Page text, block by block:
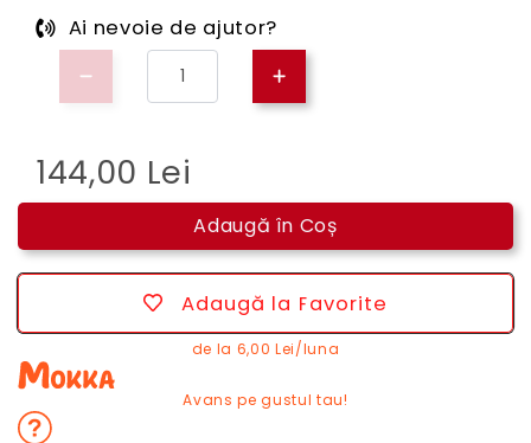
Ai nevoie de ajutor?
144,00 Lei
Adaugă în Coș
Adaugă la Favorite
de la 6,00 Lei/luna
Avans pe gustul tau!